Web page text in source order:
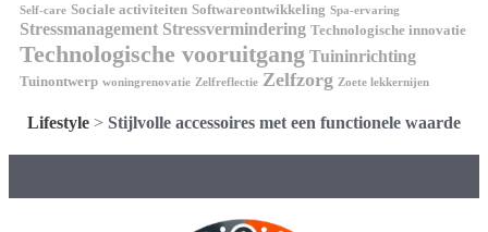
Self-care Sociale activiteiten Softwareontwikkeling Spa-ervaring
Stressmanagement Stressvermindering Technologische innovatie
Technologische vooruitgang Tuininrichting
Tuinontwerp woningrenovatie Zelfreflectie Zelfzorg Zoete lekkernijen
Lifestyle > Stijlvolle accessoires met een functionele waarde